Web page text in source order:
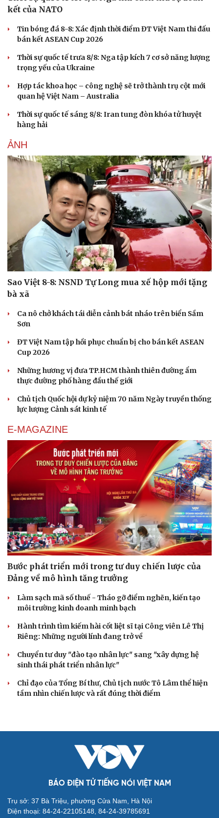
Săn Tour
check-in
Podcast
Câu chuyện thời sự
Đọc truyện đêm khuya
Cửa sổ tình yêu
Kể chuyện cho bé
Hạt giống tâm hồn
Cải chính
kết của NATO
Tin bóng đá 8-8: Xác định thời điểm ĐT Việt Nam thi đấu
bán kết ASEAN Cup 2026
Thời sự quốc tế trưa 8/8: Nga tập kích 7 cơ sở năng lượng
trọng yếu của Ukraine
Hợp tác khoa học – công nghệ sẽ trở thành trụ cột mới
quan hệ Việt Nam – Australia
Thời sự quốc tế sáng 8/8: Iran tung đòn khóa tử huyệt
hàng hải
ẢNH
Sao Việt 8-8: NSND Tự Long mua xế hộp mới tặng
bà xã
Ca nô chở khách tái diễn cảnh bát nháo trên biển Sầm
Sơn
ĐT Việt Nam tập hồi phục chuẩn bị cho bán kết ASEAN
Cup 2026
Những hương vị đưa TP.HCM thành thiên đường ẩm
thực đường phố hàng đầu thế giới
Chủ tịch Quốc hội dự kỷ niệm 70 năm Ngày truyền thống
lực lượng Cảnh sát kinh tế
E-MAGAZINE
Bước phát triển mới trong tư duy chiến lược của
Đảng về mô hình tăng trưởng
Làm sạch mã số thuế - Tháo gỡ điểm nghẽn, kiến tạo
môi trường kinh doanh minh bạch
Hành trình tìm kiếm hài cốt liệt sĩ tại Công viên Lê Thị
Riêng: Những người lính đang trở về
Chuyển tư duy "đào tạo nhân lực" sang "xây dựng hệ
sinh thái phát triển nhân lực"
Chỉ đạo của Tổng Bí thư, Chủ tịch nước Tô Lâm thể hiện
tầm nhìn chiến lược và rất đúng thời điểm
BÁO ĐIỆN TỬ TIẾNG NÓI VIỆT NAM
Trụ sở: 37 Bà Triệu, phường Cửa Nam, Hà Nội
Điện thoại: 84-24-22105148, 84-24-39785691